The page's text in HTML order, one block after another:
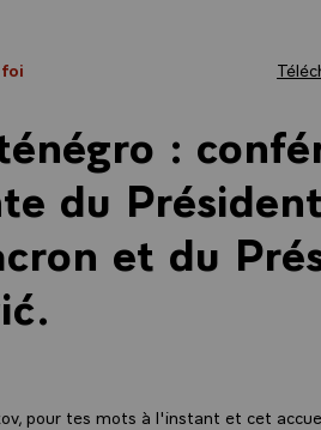
:
du Président
et du
pour tes mots à l'instant et cet